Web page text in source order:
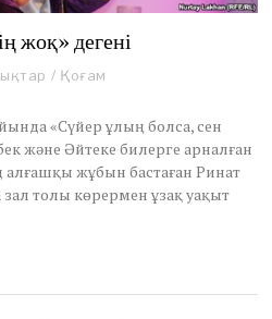
жоқ» дегені
/ Қоғам
«Сүйер ұлың болса, сен
және Әйтеке билерге арналған
алғашқы жұбын бастаған Ринат
толы көрермен ұзақ уақыт